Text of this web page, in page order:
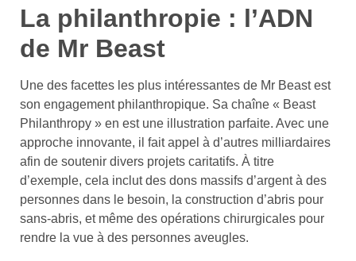
La philanthropie : l’ADN
de Mr Beast
Une des facettes les plus intéressantes de Mr Beast est
son engagement philanthropique. Sa chaîne « Beast
Philanthropy » en est une illustration parfaite. Avec une
approche innovante, il fait appel à d’autres milliardaires
afin de soutenir divers projets caritatifs. À titre
d’exemple, cela inclut des dons massifs d’argent à des
personnes dans le besoin, la construction d’abris pour
sans-abris, et même des opérations chirurgicales pour
rendre la vue à des personnes aveugles.